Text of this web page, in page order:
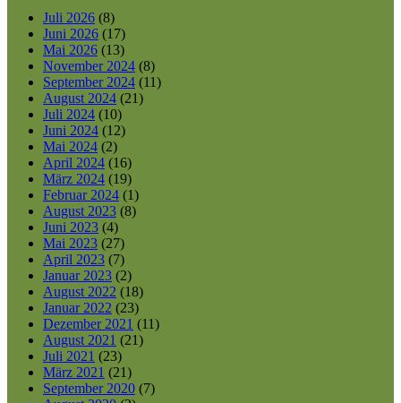
Juli 2026 (8)
Juni 2026 (17)
Mai 2026 (13)
November 2024 (8)
September 2024 (11)
August 2024 (21)
Juli 2024 (10)
Juni 2024 (12)
Mai 2024 (2)
April 2024 (16)
März 2024 (19)
Februar 2024 (1)
August 2023 (8)
Juni 2023 (4)
Mai 2023 (27)
April 2023 (7)
Januar 2023 (2)
August 2022 (18)
Januar 2022 (23)
Dezember 2021 (11)
August 2021 (21)
Juli 2021 (23)
März 2021 (21)
September 2020 (7)